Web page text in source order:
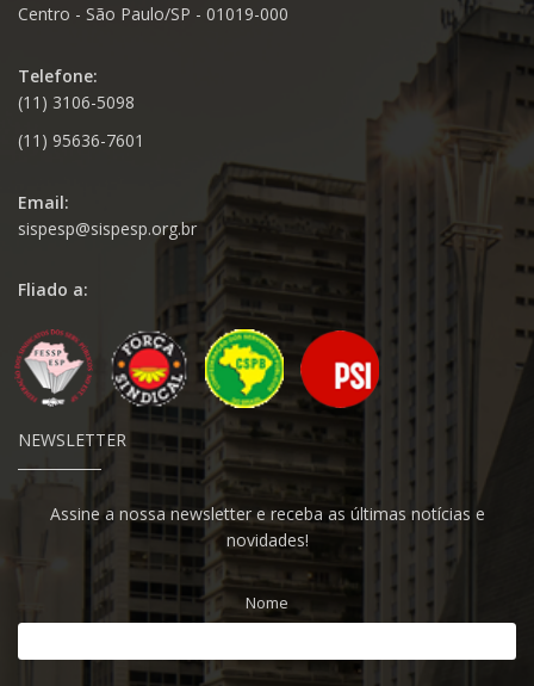
Centro - São Paulo/SP - 01019-000
Telefone:
(11) 3106-5098
(11) 95636-7601
Email:
sispesp@sispesp.org.br
Fliado a:
NEWSLETTER
Assine a nossa newsletter e receba as últimas notícias e
novidades!
Nome